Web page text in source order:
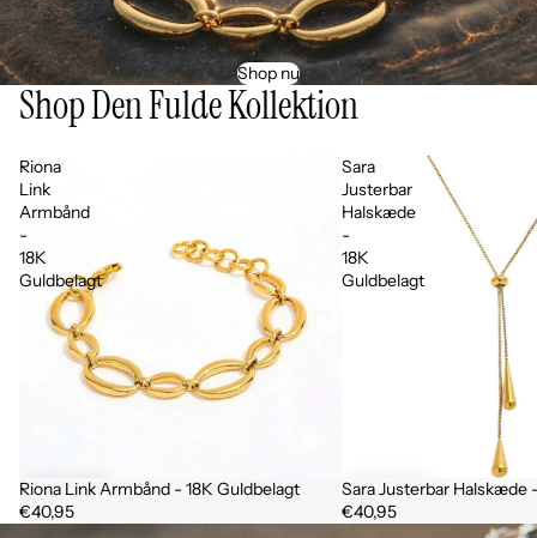
Shop nu
Shop Den Fulde Kollektion
Riona
Link
Armbånd
-
18K
Guldbelagt
Riona Link Armbånd - 18K Guldbelagt
€40,95
Sara
Justerbar
Halskæde
-
18K
Guldbelagt
Sara Justerbar Halskæde
€40,95